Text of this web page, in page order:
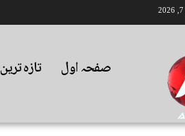
صفحہ اول تازہ ترین